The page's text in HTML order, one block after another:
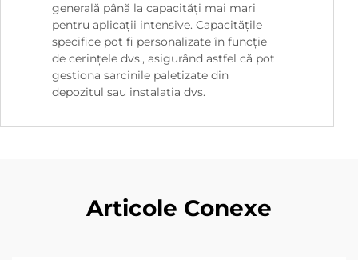
generală până la capacități mai mari
pentru aplicații intensive. Capacitățile
specifice pot fi personalizate în funcție
de cerințele dvs., asigurând astfel că pot
gestiona sarcinile paletizate din
depozitul sau instalația dvs.
Articole Conexe